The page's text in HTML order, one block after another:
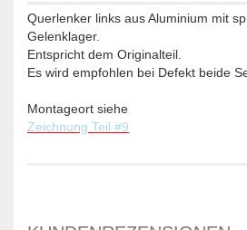
Querlenker links aus Aluminium mit
Gelenklager.
Entspricht dem Originalteil.
Es wird empfohlen bei Defekt beide
Montageort siehe
Zeichnung Teil #9